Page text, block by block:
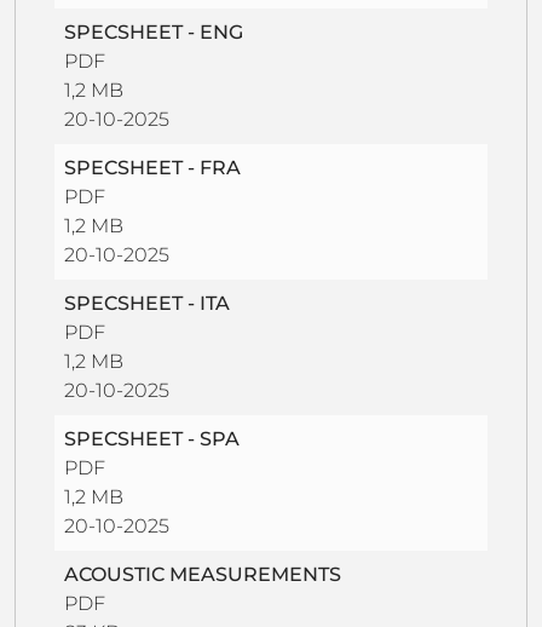
SPECSHEET - ENG
PDF
1,2 MB
20-10-2025
SPECSHEET - FRA
PDF
1,2 MB
20-10-2025
SPECSHEET - ITA
PDF
1,2 MB
20-10-2025
SPECSHEET - SPA
PDF
1,2 MB
20-10-2025
ACOUSTIC MEASUREMENTS
PDF